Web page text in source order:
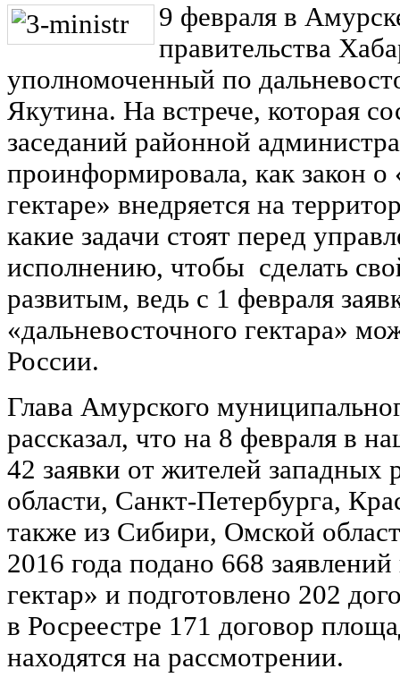
9 февраля в
правительства
уполномоченный по
Якутина. На встрече, которая
заседаний районной
проинформировала, как закон о
гектаре» внедряется на
какие задачи стоят перед
исполнению, чтобы сделать
развитым, ведь с 1 февраля
«дальневосточного гектара»
России.
Глава Амурского
рассказал, что на 8 февраля в
42 заявки от жителей западных
области, Санкт-Петербурга,
также из Сибири, Омской
2016 года подано 668
гектар» и подготовлено 202
в Росреестре 171 договор
находятся на рассмотрении.